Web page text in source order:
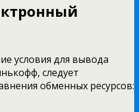
условия для вывода
следует
обменных ресурсов: